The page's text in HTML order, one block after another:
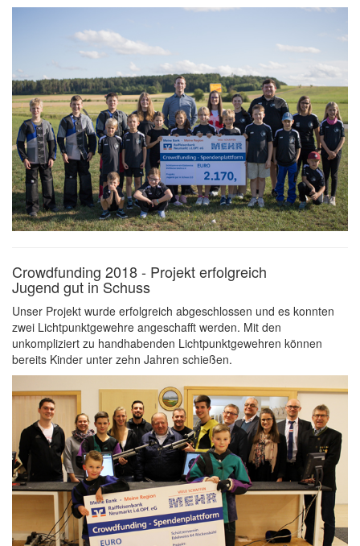
Crowdfunding 2018 - Projekt erfolgreich
Jugend gut in Schuss
Unser Projekt wurde erfolgreich abgeschlossen und es konnten
zwei Lichtpunktgewehre angeschafft werden. Mit den
unkompliziert zu handhabenden Lichtpunktgewehren können
bereits Kinder unter zehn Jahren schießen.